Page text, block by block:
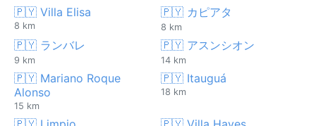
🇵🇾 Villa Elisa
8 km
🇵🇾 カピアタ
8 km
🇵🇾 ランバレ
9 km
🇵🇾 アスンシオン
14 km
🇵🇾 Mariano Roque
Alonso
15 km
🇵🇾 Itauguá
18 km